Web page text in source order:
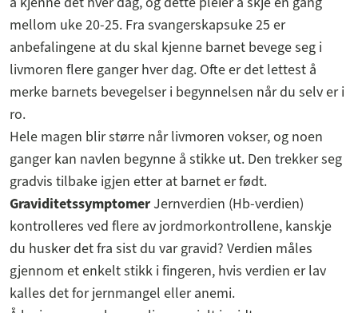
mellom uke 20-25. Fra svangerskapsuke 25 er
anbefalingene at du skal kjenne barnet bevege seg i
livmoren flere ganger hver dag. Ofte er det lettest å
merke barnets bevegelser i begynnelsen når du selv er i
ro.
Hele magen blir større når livmoren vokser, og noen
ganger kan navlen begynne å stikke ut. Den trekker seg
gradvis tilbake igjen etter at barnet er født.
GraviditetssymptomerJernverdien (Hb-verdien)
kontrolleres ved flere av jordmorkontrollene, kanskje
du husker det fra sist du var gravid? Verdien måles
gjennom et enkelt stikk i fingeren, hvis verdien er lav
kalles det for jernmangel eller anemi.